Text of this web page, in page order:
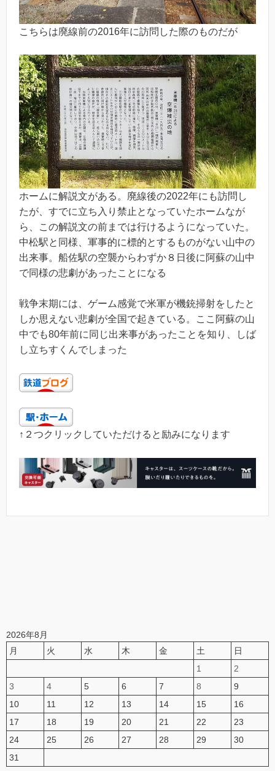
こちらは廃線前の2016年に訪問した際のものだが
ホームに解説文がある。廃線後の2022年にも訪問し
たが、すでに立ち入り禁止となっていたホームなが
ら、この解説文の前までは行けるようになっていた。
中松駅と同様、軍事的に標的とするものがない山中の
出来事。船佐駅の空襲からわずか８日後に阿蘇の山中
で同様の悲劇があったことになる
戦争末期には、ゲーム感覚で米軍が機銃掃射をしたと
しか思えない悲劇が全国で起きている。ここ阿蘇の山
中でも80年前に同じ出来事があったことを知り、しば
し立ちすくんでしまった
↑２つクリックしていただけると励みになります
2026年8月
月
火 水 木 金 土
日
1
2
3
4 5 6 7 8
9
10
11 12 13 14 15
16
17
18 19 20 21 22
23
24
25 26 27 28 29
30
31